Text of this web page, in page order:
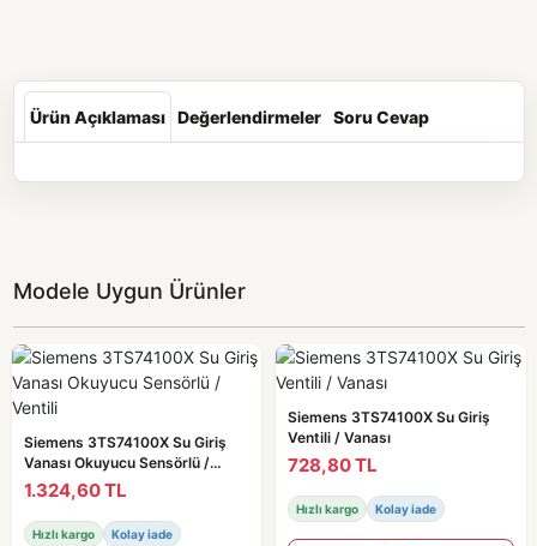
Ürün Açıklaması Değerlendirmeler Soru Cevap
Modele Uygun Ürünler
Siemens 3TS74100X Su Giriş
Vanası Okuyucu Sensörlü /
Ventili
1.324,60 TL
Hızlı kargo Kolay iade
Siemens 3TS74100X Su Giriş
Ventili / Vanası
728,80 TL
Hızlı kargo Kolay iade